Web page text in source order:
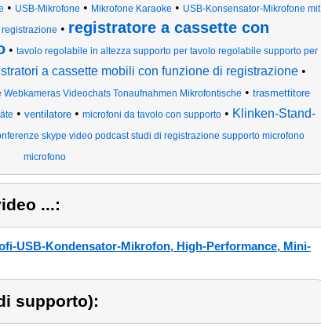
• USB-Mikrofone • Mikrofone Karaoke • USB-Konsensator-Mikrofone mit
• registratore a cassette con
• tavolo regolabile in altezza supporto per tavolo regolabile supporto per
a cassette mobili con funzione di registrazione•
Videochats Tonaufnahmen Mikrofontische • trasmettitore
• ventilatore • microfoni da tavolo con supporto • Klinken-Stand-
skype video podcast studi di registrazione supporto microfono
microfono
...:
USB-Kondensator-Mikrofon, High-Performance, Mini-
supporto):